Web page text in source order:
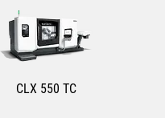
CLX 550 TC